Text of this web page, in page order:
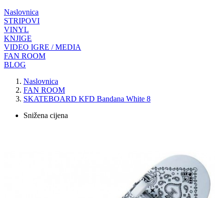
Naslovnica
STRIPOVI
VINYL
KNJIGE
VIDEO IGRE / MEDIA
FAN ROOM
BLOG
Naslovnica
FAN ROOM
SKATEBOARD KFD Bandana White 8
Snižena cijena